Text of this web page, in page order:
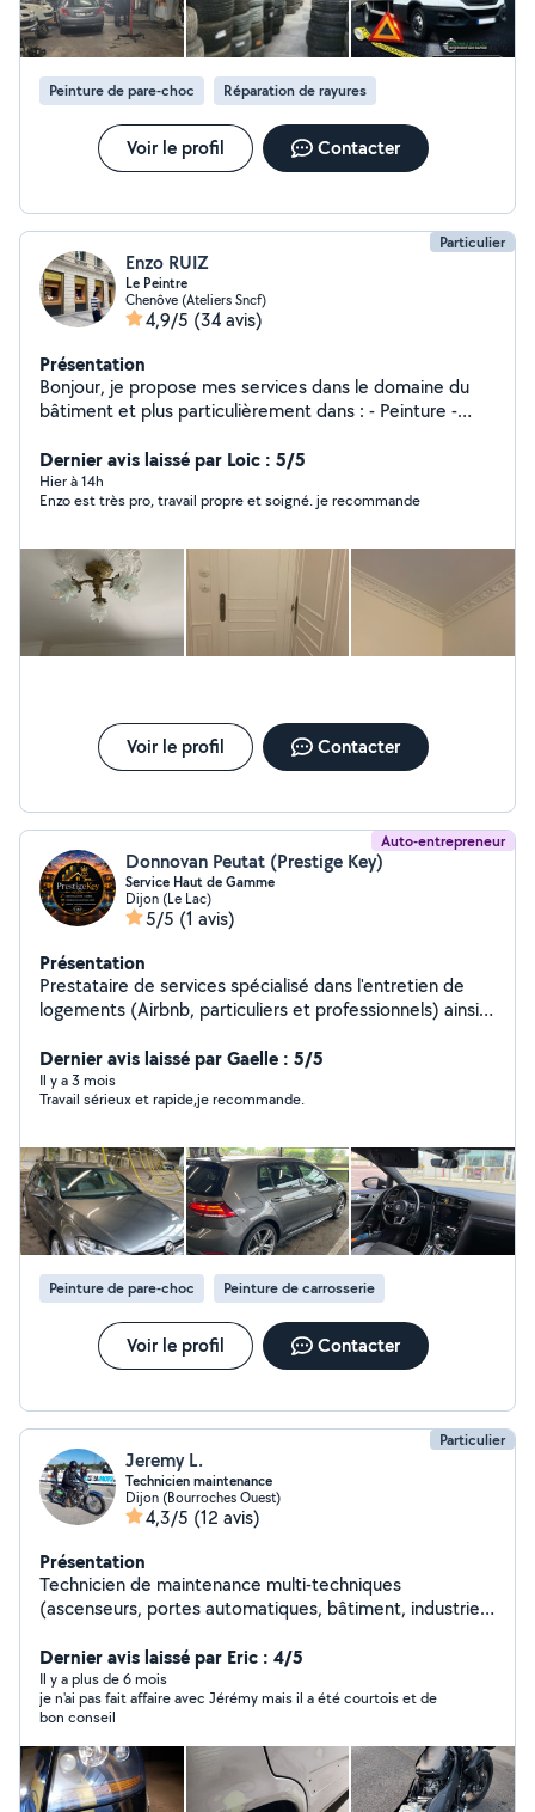
Peinture de pare-choc Réparation de rayures
Voir le profil Contacter
Particulier
Enzo RUIZ
Le Peintre
Chenôve (Ateliers Sncf)
4,9/5 (34 avis)
Présentation
Bonjour, je propose mes services dans le domaine du
bâtiment et plus particulièrement dans : - Peinture -
(Haussmannien - Château) - Pose de Parquet Massif et
Vitrification -Je peu également faire d'autre choses, si
vous le souhaitez, vous noterez que je m'engage dans ce
Dernier avis laissé par Loic : 5/5
Hier à 14h
Enzo est très pro, travail propre et soigné. je recommande
Voir le profil Contacter
Auto-entrepreneur
Donnovan Peutat (Prestige Key)
Service Haut de Gamme
Dijon (Le Lac)
5/5 (1 avis)
Présentation
Prestataire de services spécialisé dans l'entretien de
logements (Airbnb, particuliers et professionnels) ainsi
mise en location de biens en longue durée. Je propose
un service sérieux, soigné et constant, pour une
tranquillité totale adapté aux besoins des propriétaires
les ménages fait toute la différence, je ne vise pas la
qualité, je la garantis. Disponible sur Dijon et ses
alentours.
Dernier avis laissé par Gaelle : 5/5
Il y a 3 mois
Travail sérieux et rapide,je recommande.
Peinture de pare-choc Peinture de carrosserie
Voir le profil Contacter
Particulier
Jeremy L.
Technicien maintenance
Dijon (Bourroches Ouest)
4,3/5 (12 avis)
Présentation
Technicien de maintenance multi-techniques
(ascenseurs, portes automatiques, bâtiment, industrie)
quelques passes temps. (Motos, véhicules collections,
carrosserie etc...)
Dernier avis laissé par Eric : 4/5
Il y a plus de 6 mois
je n'ai pas fait affaire avec Jérémy mais il a été courtois et de
bon conseil